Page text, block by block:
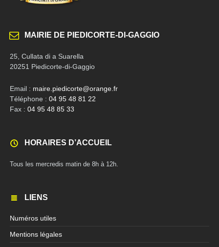
MAIRIE DE PIEDICORTE-DI-GAGGIO
25, Cullata di a Suarella
20251 Piedicorte-di-Gaggio
Email : maire.piedicorte@orange.fr
Téléphone : 04 95 48 81 22
Fax : 04 95 48 85 33
HORAIRES D’ACCUEIL
Tous les mercredis matin de 8h à 12h.
LIENS
Numéros utiles
Mentions légales